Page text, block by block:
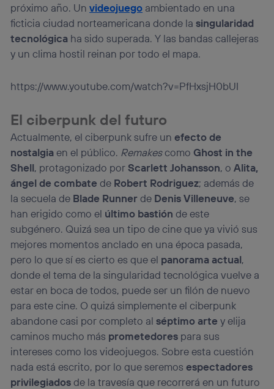
próximo año. Unvideojuego ambientado en una
ficticia ciudad norteamericana donde lasingularidad
tecnológica ha sido superada. Y las bandas callejeras
y un clima hostil reinan por todo el mapa.
https://www.youtube.com/watch?v=PfHxsjH0bUI
El ciberpunk del futuro
Actualmente, el ciberpunk sufre unefecto de
nostalgiaen el público. Remakescomo Ghost in the
Shell, protagonizado porScarlett Johansson, oAlita,
ángel de combate de Robert Rodriguez; además de
la secuela de Blade Runnerde Denis Villeneuve, se
han erigido como el último bastión de este
subgénero. Quizá sea un tipo de cine que ya vivió sus
mejores momentos anclado en una época pasada,
pero lo que sí es cierto es que el panorama actual,
donde el tema de la singularidad tecnológica vuelve a
estar en boca de todos, puede ser un filón de nuevo
para este cine. O quizá simplemente el ciberpunk
abandone casi por completo alséptimo arte y elija
caminos mucho más prometedores para sus
intereses como los videojuegos. Sobre esta cuestión
nada está escrito, por lo que seremosespectadores
privilegiadosde la travesía que recorrerá en un futuro